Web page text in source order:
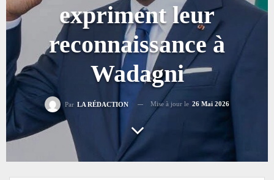
expriment leur
reconnaissance à
Wadagni
Par LA RÉDACTION Mise à jour le 26 Mai 2026